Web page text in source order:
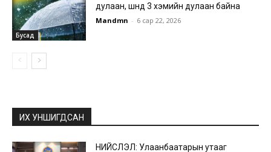
Бусад
дулаан, шөнөдөө 3 хэмийн дулаан байна
Mandmn - 6 сар 22, 2026
ИХ УНШИГДСАН
НИЙСЛЭЛ: Улаанбаатарын утааг